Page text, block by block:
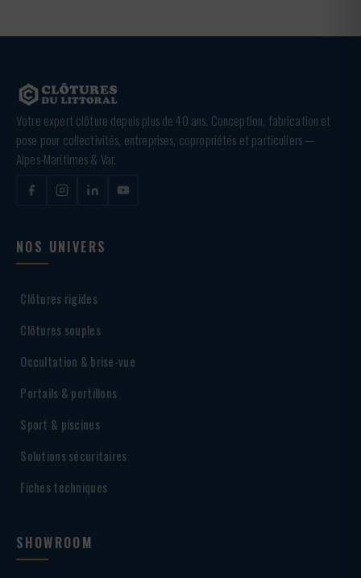
Votre expert clôture depuis plus de 40 ans. Conception, fabrication et
pose pour collectivités, entreprises, copropriétés et particuliers —
Alpes-Maritimes & Var.
NOS UNIVERS
Clôtures rigides
Clôtures souples
Occultation & brise-vue
Portails & portillons
Sport & piscines
Solutions sécuritaires
Fiches techniques
SHOWROOM